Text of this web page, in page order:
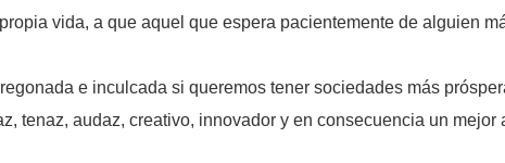
vida, a que aquel que espera pacientemente de alguien
e inculcada si queremos tener sociedades más
tenaz, audaz, creativo, innovador y en consecuencia un mejor